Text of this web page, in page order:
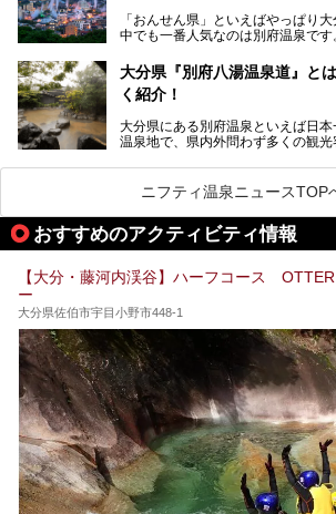
な市営温泉をまとめました。
Let’s go to Hell !
「おんせん県」といえばやっぱり
中でも一番人気なのは別府温泉です
中いても飽きません。
普通に温泉に浸かる以外にも、別
名ですよね。
別府温泉は共同湯も多く、家庭や
ている所もあります。
あるんです。
これを読んで別府温泉巡りの参考
大分県『別府八湯温泉道』と
く紹介！
大分県にある別府温泉といえば日
温泉地で、県内外問わず多くの観光
八湯温泉道とは別府八湯を巡る体
って88ヶ所のスタンプを集めて温
いうものです。
別府には朝早くから夜遅くまでやっ
湯や、日帰りのみの大きな施設な
人を目指してみてはいかがでしょう
ニフティ温泉ニュースTOP
おすすめのアクティビティ情報
【大分・藤河内渓谷】ハーフコース
ー
大分県佐伯市宇目小野市448-1